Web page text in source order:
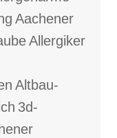
Aachener
Allergiker
Altbau-
3d-